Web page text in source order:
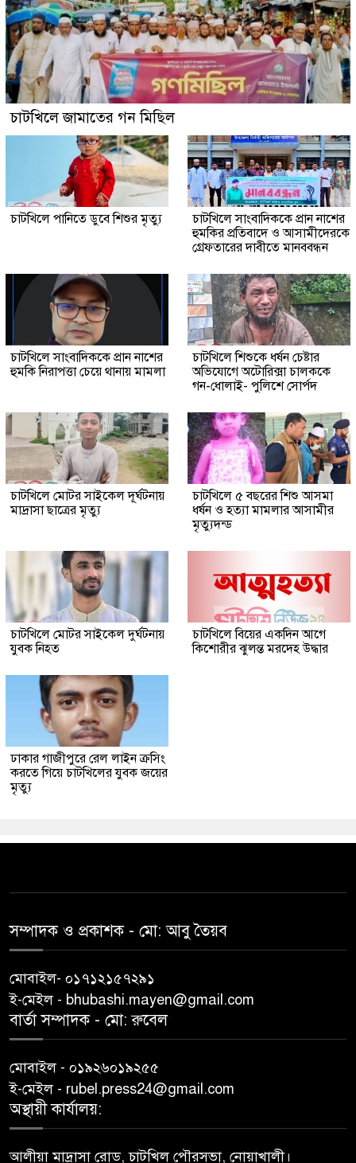
চাটখিলে জামাতের গন মিছিল
চাটখিলে পানিতে ডুবে শিশুর মৃত্যু
চাটখিলে সাংবাদিককে প্রান নাশের
হুমকির প্রতিবাদে ও আসামীদেরকে
গ্রেফতারের দাবীতে মানববন্ধন
চাটখিলে সাংবাদিককে প্রান নাশের
হুমকি নিরাপত্তা চেয়ে থানায় মামলা
চাটখিলে শিশুকে ধর্ষন চেষ্টার
অভিযোগে অটোরিক্সা চালককে
গন-ধোলাই- পুলিশে সোর্পদ
চাটখিলে মোটর সাইকেল দূর্ঘটনায়
মাদ্রাসা ছাত্রের মৃত্যু
চাটখিলে ৫ বছরের শিশু আসমা
ধর্ষন ও হত্যা মামলার আসামীর
মৃত্যুদন্ড
চাটখিলে মোটর সাইকেল দুর্ঘটনায়
যুবক নিহত
চাটখিলে বিয়ের একদিন আগে
কিশোরীর ঝুলন্ত মরদেহ উদ্ধার
ঢাকার গাজীপুরে রেল লাইন ক্রসিং
করতে গিয়ে চাটখিলের যুবক জয়ের
মৃত্যু
সম্পাদক ও প্রকাশক -‌ মো: আবু‌ তৈয়ব
মোবাইল- ০১৭১২১৫৭২৯১
ই-মেইল - bhubashi.mayen@gmail.com
বার্তা সম্পাদক - মো: রু‌বেল
মোবাইল - ০১৯২৬০১৯২৫৫
ই-মেইল - rubel.press24@gmail.com
অস্থায়ী কার্যালয়:
আলীয়া মাদ্রাসা রোড, চাটখিল পৌরসভা, নোয়াখালী।